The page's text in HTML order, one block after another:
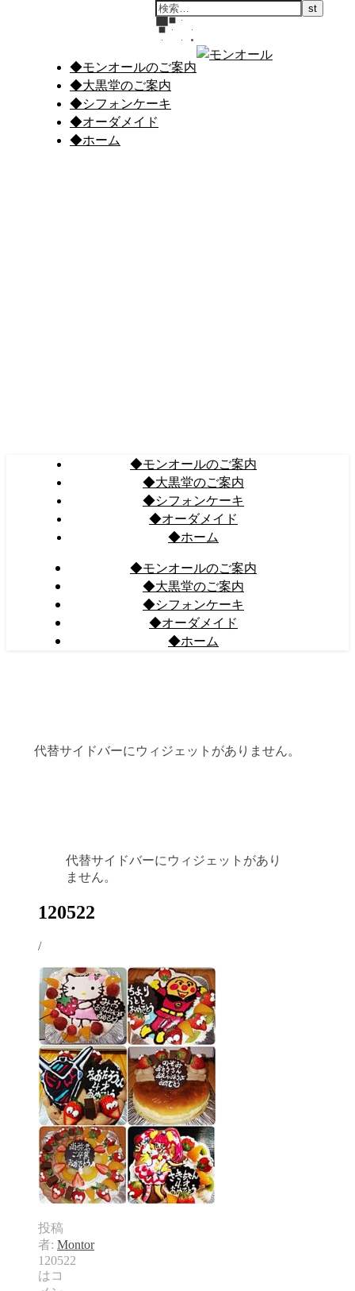
◆モンオールのご案内
◆大黒堂のご案内
◆シフォンケーキ
◆オーダメイド
◆ホーム
◆モンオールのご案内
◆大黒堂のご案内
◆シフォンケーキ
◆オーダメイド
◆ホーム
◆モンオールのご案内
◆大黒堂のご案内
◆シフォンケーキ
◆オーダメイド
◆ホーム
代替サイドバーにウィジェットがありません。
代替サイドバーにウィジェットがあり
ません。
120522
/
投稿
者: Montor
120522
はコ